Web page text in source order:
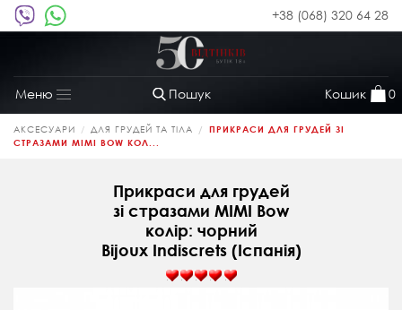
+38 (068) 320 64 28
Пошук Кошик 0
Меню
Toggle
navigation
АКСЕСУАРИ ДЛЯ ГРУДЕЙ ТА ТІЛА
ПРИКРАСИ ДЛЯ ГРУДЕЙ ЗІ
СТРАЗАМИ MIMI BOW КОЛ...
Прикраси для грудей
зі стразами MIMI Bow
колір: чорний
Bijoux Indiscrets (Іспанія)